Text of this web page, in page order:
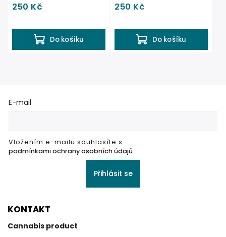
250 Kč
Do košíku
250 Kč
Do košíku
E-mail
Vložením e-mailu souhlasíte s
podmínkami ochrany osobních údajů
Přihlásit se
KONTAKT
Cannabis product